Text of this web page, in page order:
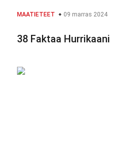
MAATIETEET 09 marras 2024
38 Faktaa Hurrikaani